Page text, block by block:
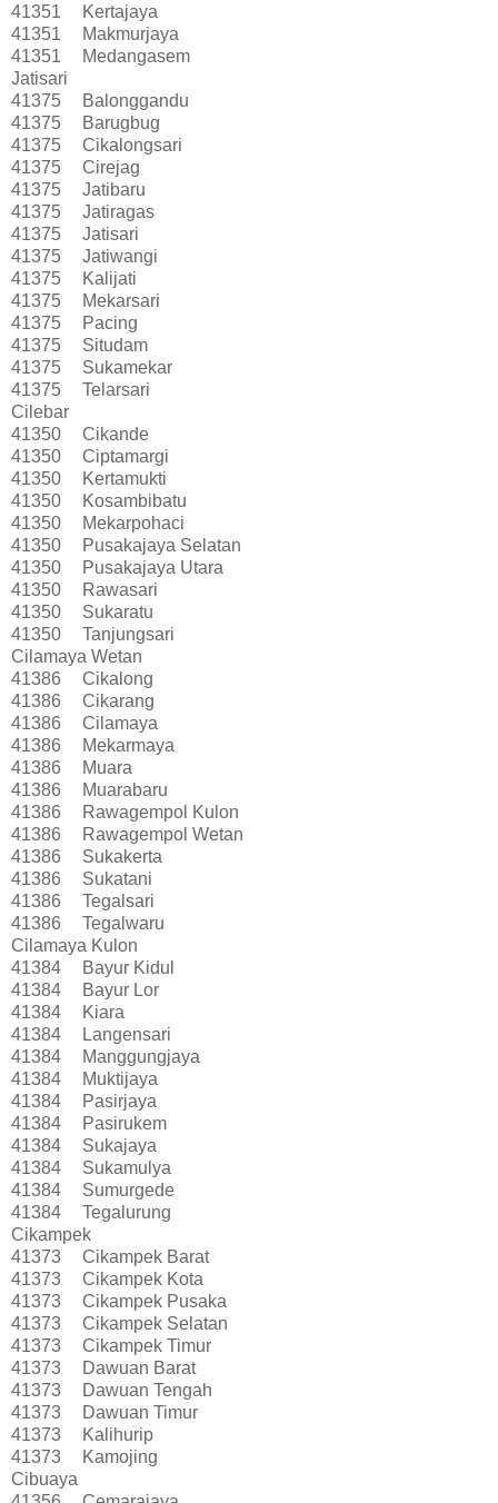
41351
Kertajaya
41351
Makmurjaya
41351
Medangasem
Jatisari
41375
Balonggandu
41375
Barugbug
41375
Cikalongsari
41375
Cirejag
41375
Jatibaru
41375
Jatiragas
41375
Jatisari
41375
Jatiwangi
41375
Kalijati
41375
Mekarsari
41375
Pacing
41375
Situdam
41375
Sukamekar
41375
Telarsari
Cilebar
41350
Cikande
41350
Ciptamargi
41350
Kertamukti
41350
Kosambibatu
41350
Mekarpohaci
41350
Pusakajaya Selatan
41350
Pusakajaya Utara
41350
Rawasari
41350
Sukaratu
41350
Tanjungsari
Cilamaya Wetan
41386
Cikalong
41386
Cikarang
41386
Cilamaya
41386
Mekarmaya
41386
Muara
41386
Muarabaru
41386
Rawagempol Kulon
41386
Rawagempol Wetan
41386
Sukakerta
41386
Sukatani
41386
Tegalsari
41386
Tegalwaru
Cilamaya Kulon
41384
Bayur Kidul
41384
Bayur Lor
41384
Kiara
41384
Langensari
41384
Manggungjaya
41384
Muktijaya
41384
Pasirjaya
41384
Pasirukem
41384
Sukajaya
41384
Sukamulya
41384
Sumurgede
41384
Tegalurung
Cikampek
41373
Cikampek Barat
41373
Cikampek Kota
41373
Cikampek Pusaka
41373
Cikampek Selatan
41373
Cikampek Timur
41373
Dawuan Barat
41373
Dawuan Tengah
41373
Dawuan Timur
41373
Kalihurip
41373
Kamojing
Cibuaya